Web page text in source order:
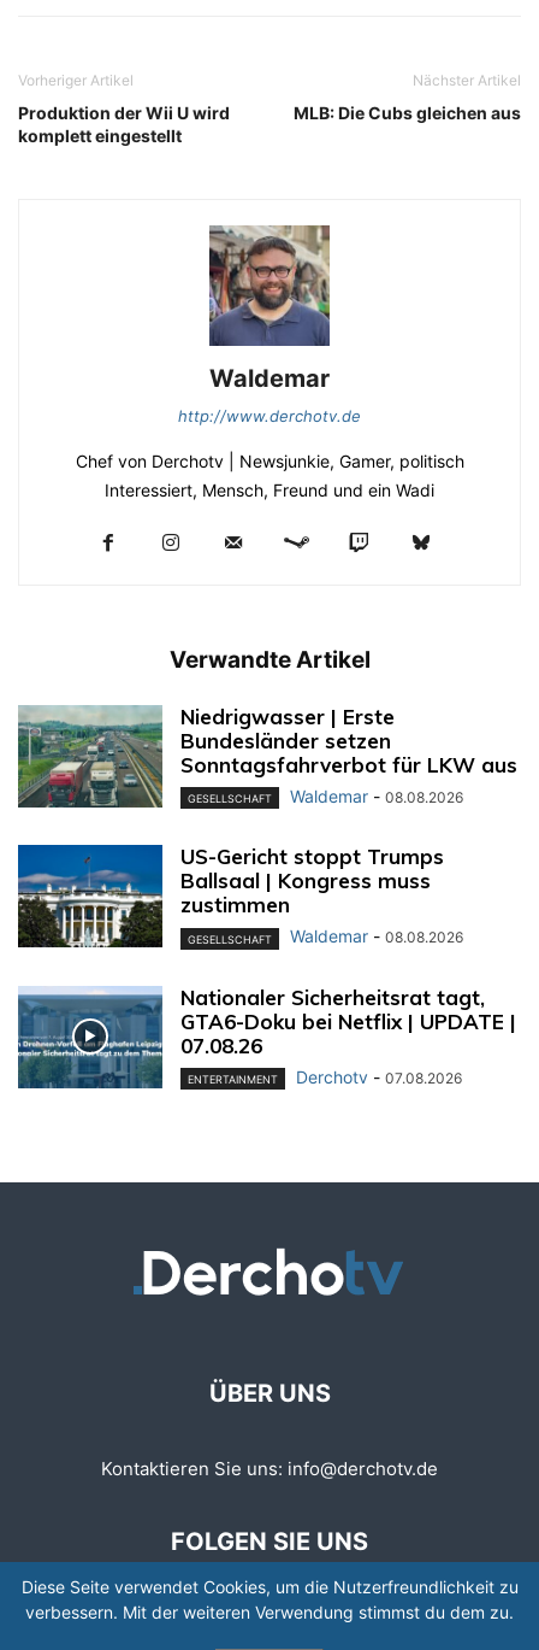
Vorheriger Artikel
Produktion der Wii U wird
komplett eingestellt
Nächster Artikel
MLB: Die Cubs gleichen aus
Waldemar
http://www.derchotv.de
Chef von Derchotv | Newsjunkie, Gamer, politisch
Interessiert, Mensch, Freund und ein Wadi
Verwandte Artikel
Niedrigwasser | Erste
Bundesländer setzen
Sonntagsfahrverbot für LKW aus
GESELLSCHAFT Waldemar - 08.08.2026
US-Gericht stoppt Trumps
Ballsaal | Kongress muss
zustimmen
GESELLSCHAFT Waldemar - 08.08.2026
Nationaler Sicherheitsrat tagt,
GTA6-Doku bei Netflix | UPDATE |
07.08.26
ENTERTAINMENT Derchotv - 07.08.2026
ÜBER UNS
Kontaktieren Sie uns: info@derchotv.de
FOLGEN SIE UNS
Diese Seite verwendet Cookies, um die Nutzerfreundlichkeit zu
verbessern. Mit der weiteren Verwendung stimmst du dem zu.